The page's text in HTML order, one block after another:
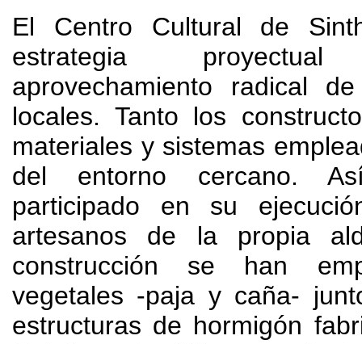
El Centro Cultural de
estrategia
aprovechamiento radical
locales. Tanto los
materiales y sistemas
del entorno cercano.
participado en su
artesanos de la propia
construcción se han
vegetales -paja y caña-
estructuras de hormigón